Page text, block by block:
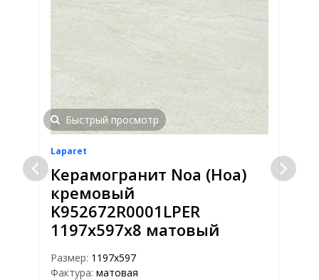
Быстрый просмотр
Laparet
Керамогранит Noa (Ноа)
кремовый
K952672R0001LPER
1197x597x8 матовый
Размер: 1197х597
Фактура: матовая